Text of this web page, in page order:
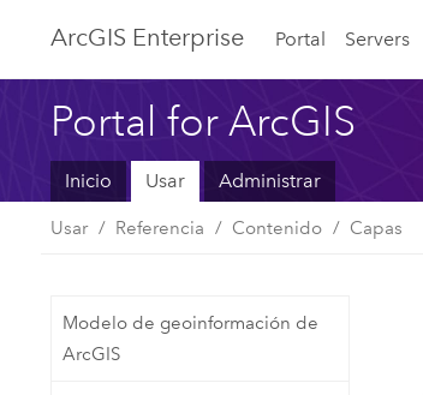
ArcGIS Enterprise Portal Servers
Portal for ArcGIS
Inicio Usar Administrar
Usar Referencia Contenido Capas
Modelo de geoinformación de
ArcGIS